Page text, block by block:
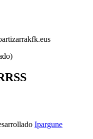
Ipargune